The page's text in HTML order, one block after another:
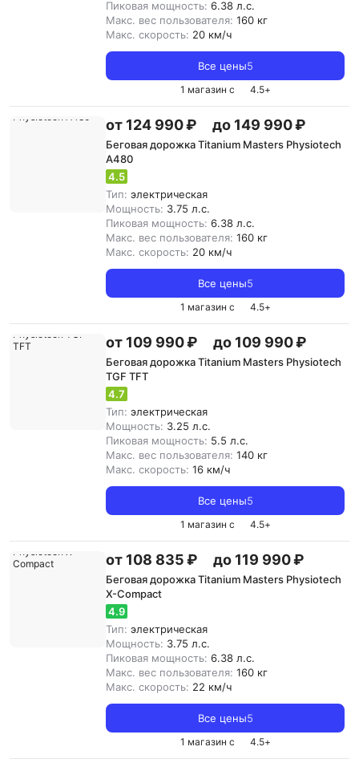
Пиковая мощность: 6.38 л.с.
Макс. вес пользователя: 160 кг
Макс. скорость: 20 км/ч
Все цены5
1 магазин с 4.5+
от 124 990 ₽ до 149 990 ₽
Беговая дорожка Titanium Masters Physiotech
A480
4.5
Тип: электрическая
Мощность: 3.75 л.с.
Пиковая мощность: 6.38 л.с.
Макс. вес пользователя: 160 кг
Макс. скорость: 20 км/ч
Все цены5
1 магазин с 4.5+
от 109 990 ₽ до 109 990 ₽
Беговая дорожка Titanium Masters Physiotech
TGF TFT
4.7
Тип: электрическая
Мощность: 3.25 л.с.
Пиковая мощность: 5.5 л.с.
Макс. вес пользователя: 140 кг
Макс. скорость: 16 км/ч
Все цены5
1 магазин с 4.5+
от 108 835 ₽ до 119 990 ₽
Беговая дорожка Titanium Masters Physiotech
X-Compact
4.9
Тип: электрическая
Мощность: 3.75 л.с.
Пиковая мощность: 6.38 л.с.
Макс. вес пользователя: 160 кг
Макс. скорость: 22 км/ч
Все цены5
1 магазин с 4.5+